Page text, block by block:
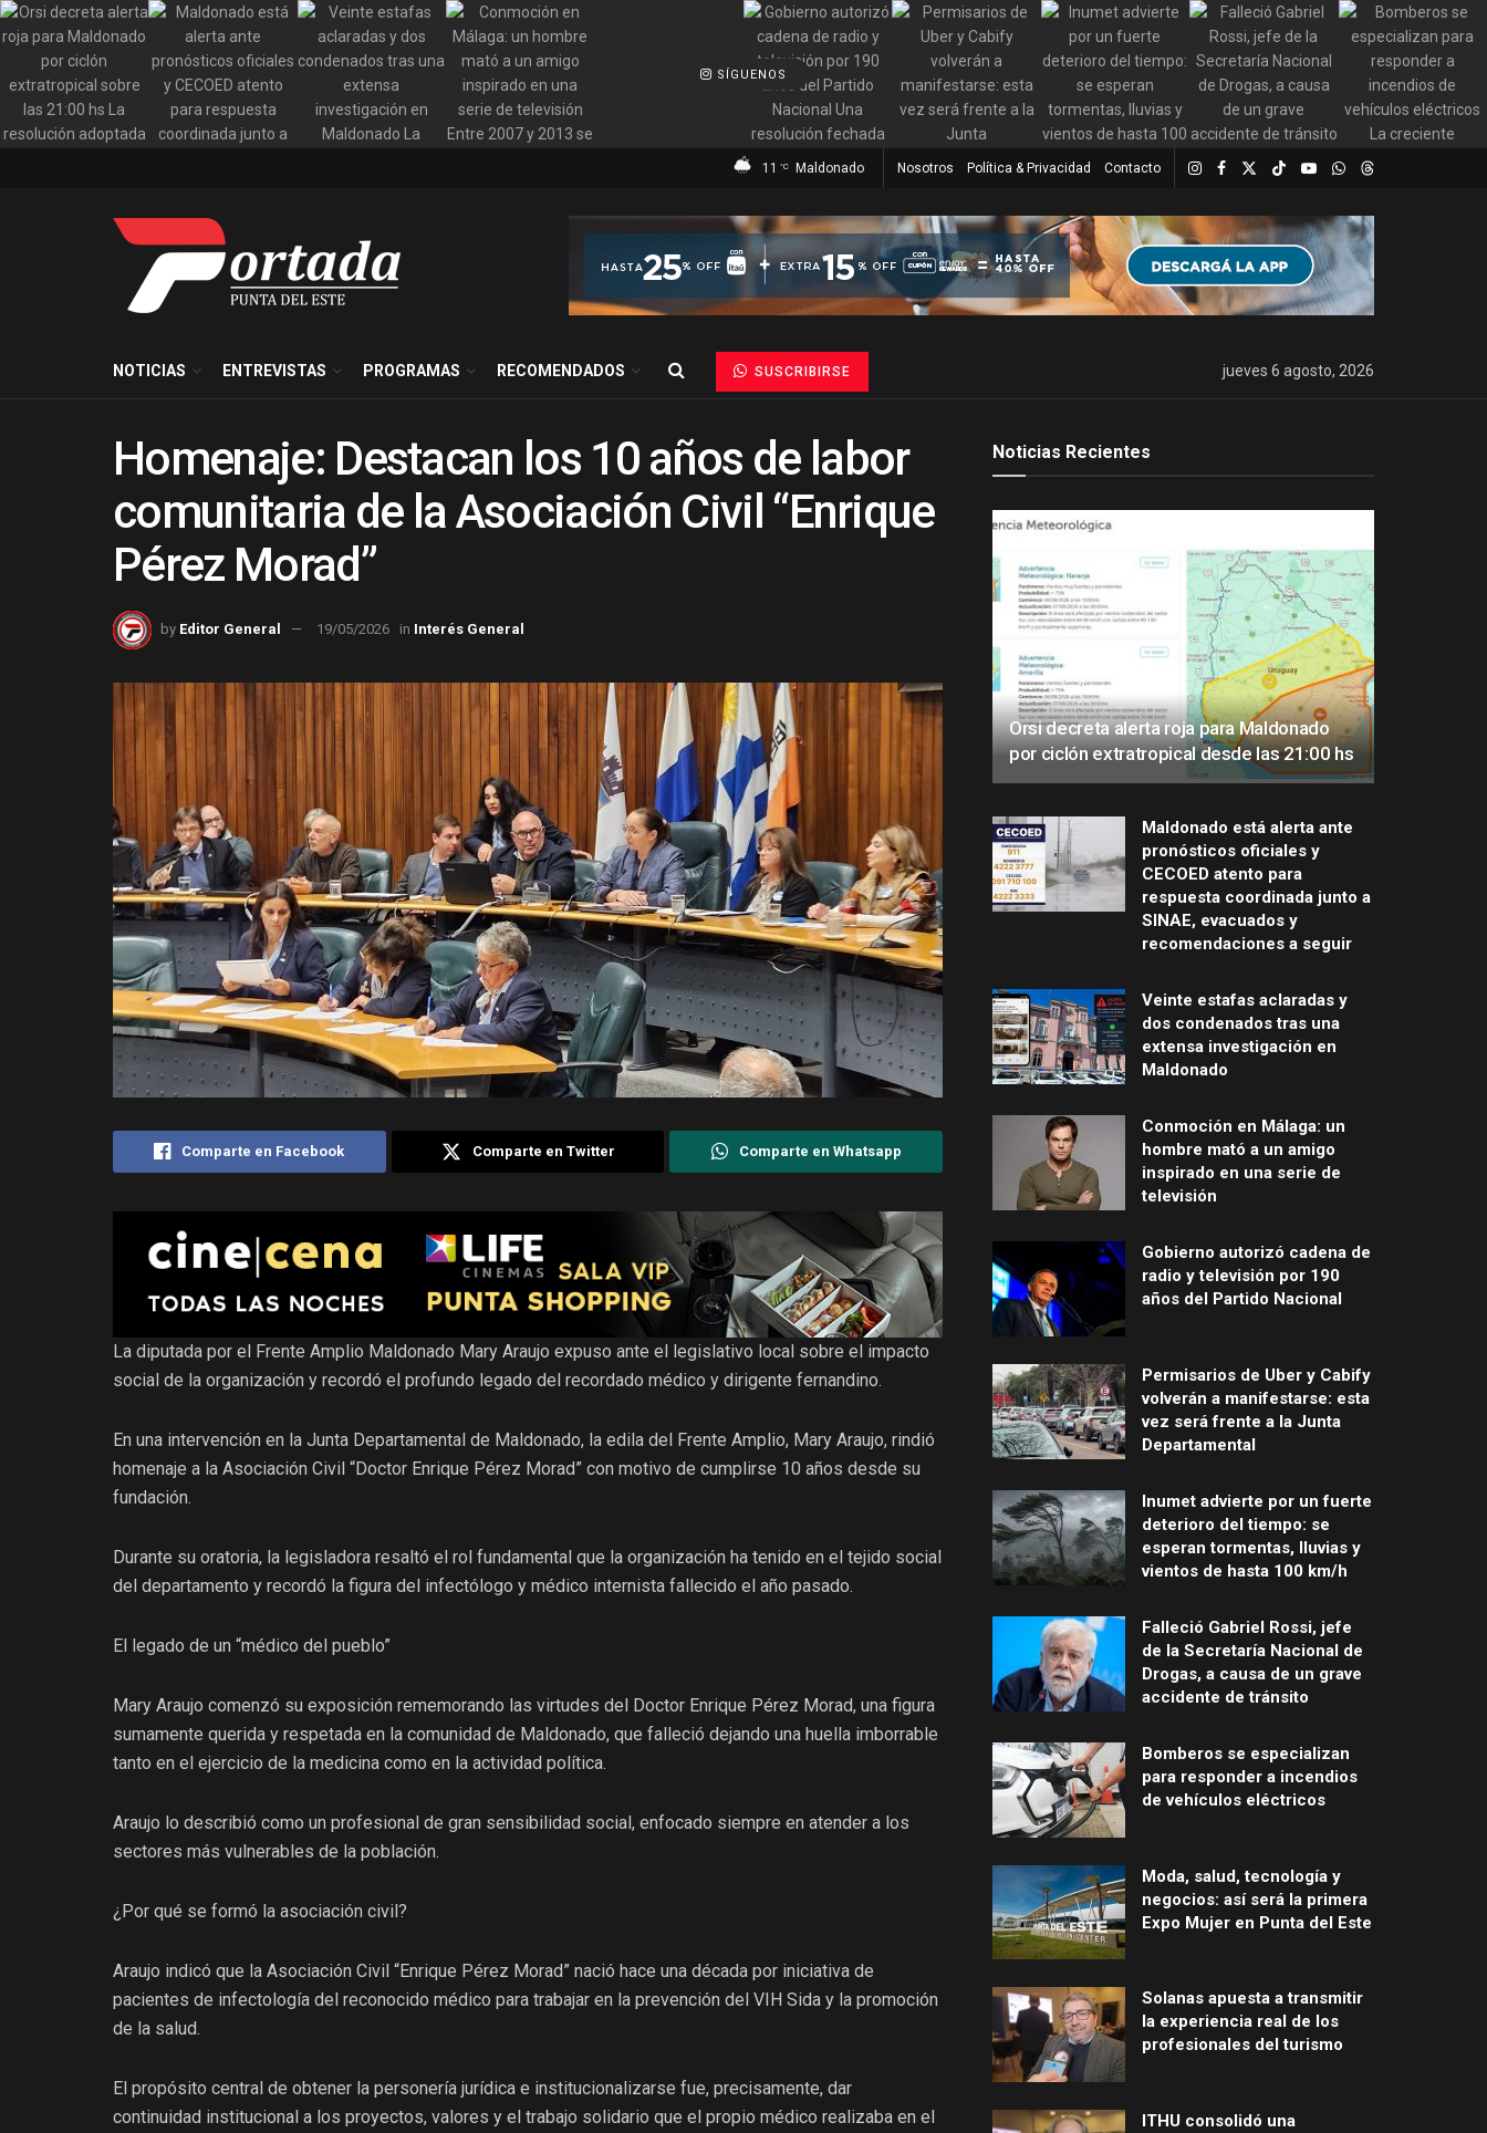
SÍGUENOS
11 °C Maldonado Nosotros Política & Privacidad Contacto
NOTICIAS ENTREVISTAS PROGRAMAS RECOMENDADOS SUSCRIBIRSE jueves 6 agosto, 2026
Homenaje: Destacan los 10 años de labor
comunitaria de la Asociación Civil “Enrique
Pérez Morad”
by Editor General 19/05/2026 in Interés General
Comparte en Facebook Comparte en Twitter Comparte en Whatsapp
La diputada por el Frente Amplio Maldonado Mary Araujo expuso ante el legislativo local sobre el impacto
social de la organización y recordó el profundo legado del recordado médico y dirigente fernandino.
En una intervención en la Junta Departamental de Maldonado, la edila del Frente Amplio, Mary Araujo, rindió
homenaje a la Asociación Civil “Doctor Enrique Pérez Morad” con motivo de cumplirse 10 años desde su
fundación.
Durante su oratoria, la legisladora resaltó el rol fundamental que la organización ha tenido en el tejido social
del departamento y recordó la figura del infectólogo y médico internista fallecido el año pasado.
El legado de un “médico del pueblo”
Mary Araujo comenzó su exposición rememorando las virtudes del Doctor Enrique Pérez Morad, una figura
sumamente querida y respetada en la comunidad de Maldonado, que falleció dejando una huella imborrable
tanto en el ejercicio de la medicina como en la actividad política.
Araujo lo describió como un profesional de gran sensibilidad social, enfocado siempre en atender a los
sectores más vulnerables de la población.
¿Por qué se formó la asociación civil?
Araujo indicó que la Asociación Civil “Enrique Pérez Morad” nació hace una década por iniciativa de
pacientes de infectología del reconocido médico para trabajar en la prevención del VIH Sida y la promoción
de la salud.
El propósito central de obtener la personería jurídica e institucionalizarse fue, precisamente, dar
continuidad institucional a los proyectos, valores y el trabajo solidario que el propio médico realizaba en el
Noticias Recientes
Orsi decreta alerta roja para Maldonado
por ciclón extratropical desde las 21:00 hs
Maldonado está alerta ante
pronósticos oficiales y
CECOED atento para
respuesta coordinada junto a
SINAE, evacuados y
recomendaciones a seguir
Veinte estafas aclaradas y
dos condenados tras una
extensa investigación en
Maldonado
Conmoción en Málaga: un
hombre mató a un amigo
inspirado en una serie de
televisión
Gobierno autorizó cadena de
radio y televisión por 190
años del Partido Nacional
Permisarios de Uber y Cabify
volverán a manifestarse: esta
vez será frente a la Junta
Departamental
Inumet advierte por un fuerte
deterioro del tiempo: se
esperan tormentas, lluvias y
vientos de hasta 100 km/h
Falleció Gabriel Rossi, jefe
de la Secretaría Nacional de
Drogas, a causa de un grave
accidente de tránsito
Bomberos se especializan
para responder a incendios
de vehículos eléctricos
Moda, salud, tecnología y
negocios: así será la primera
Expo Mujer en Punta del Este
Solanas apuesta a transmitir
la experiencia real de los
profesionales del turismo
ITHU consolidó una